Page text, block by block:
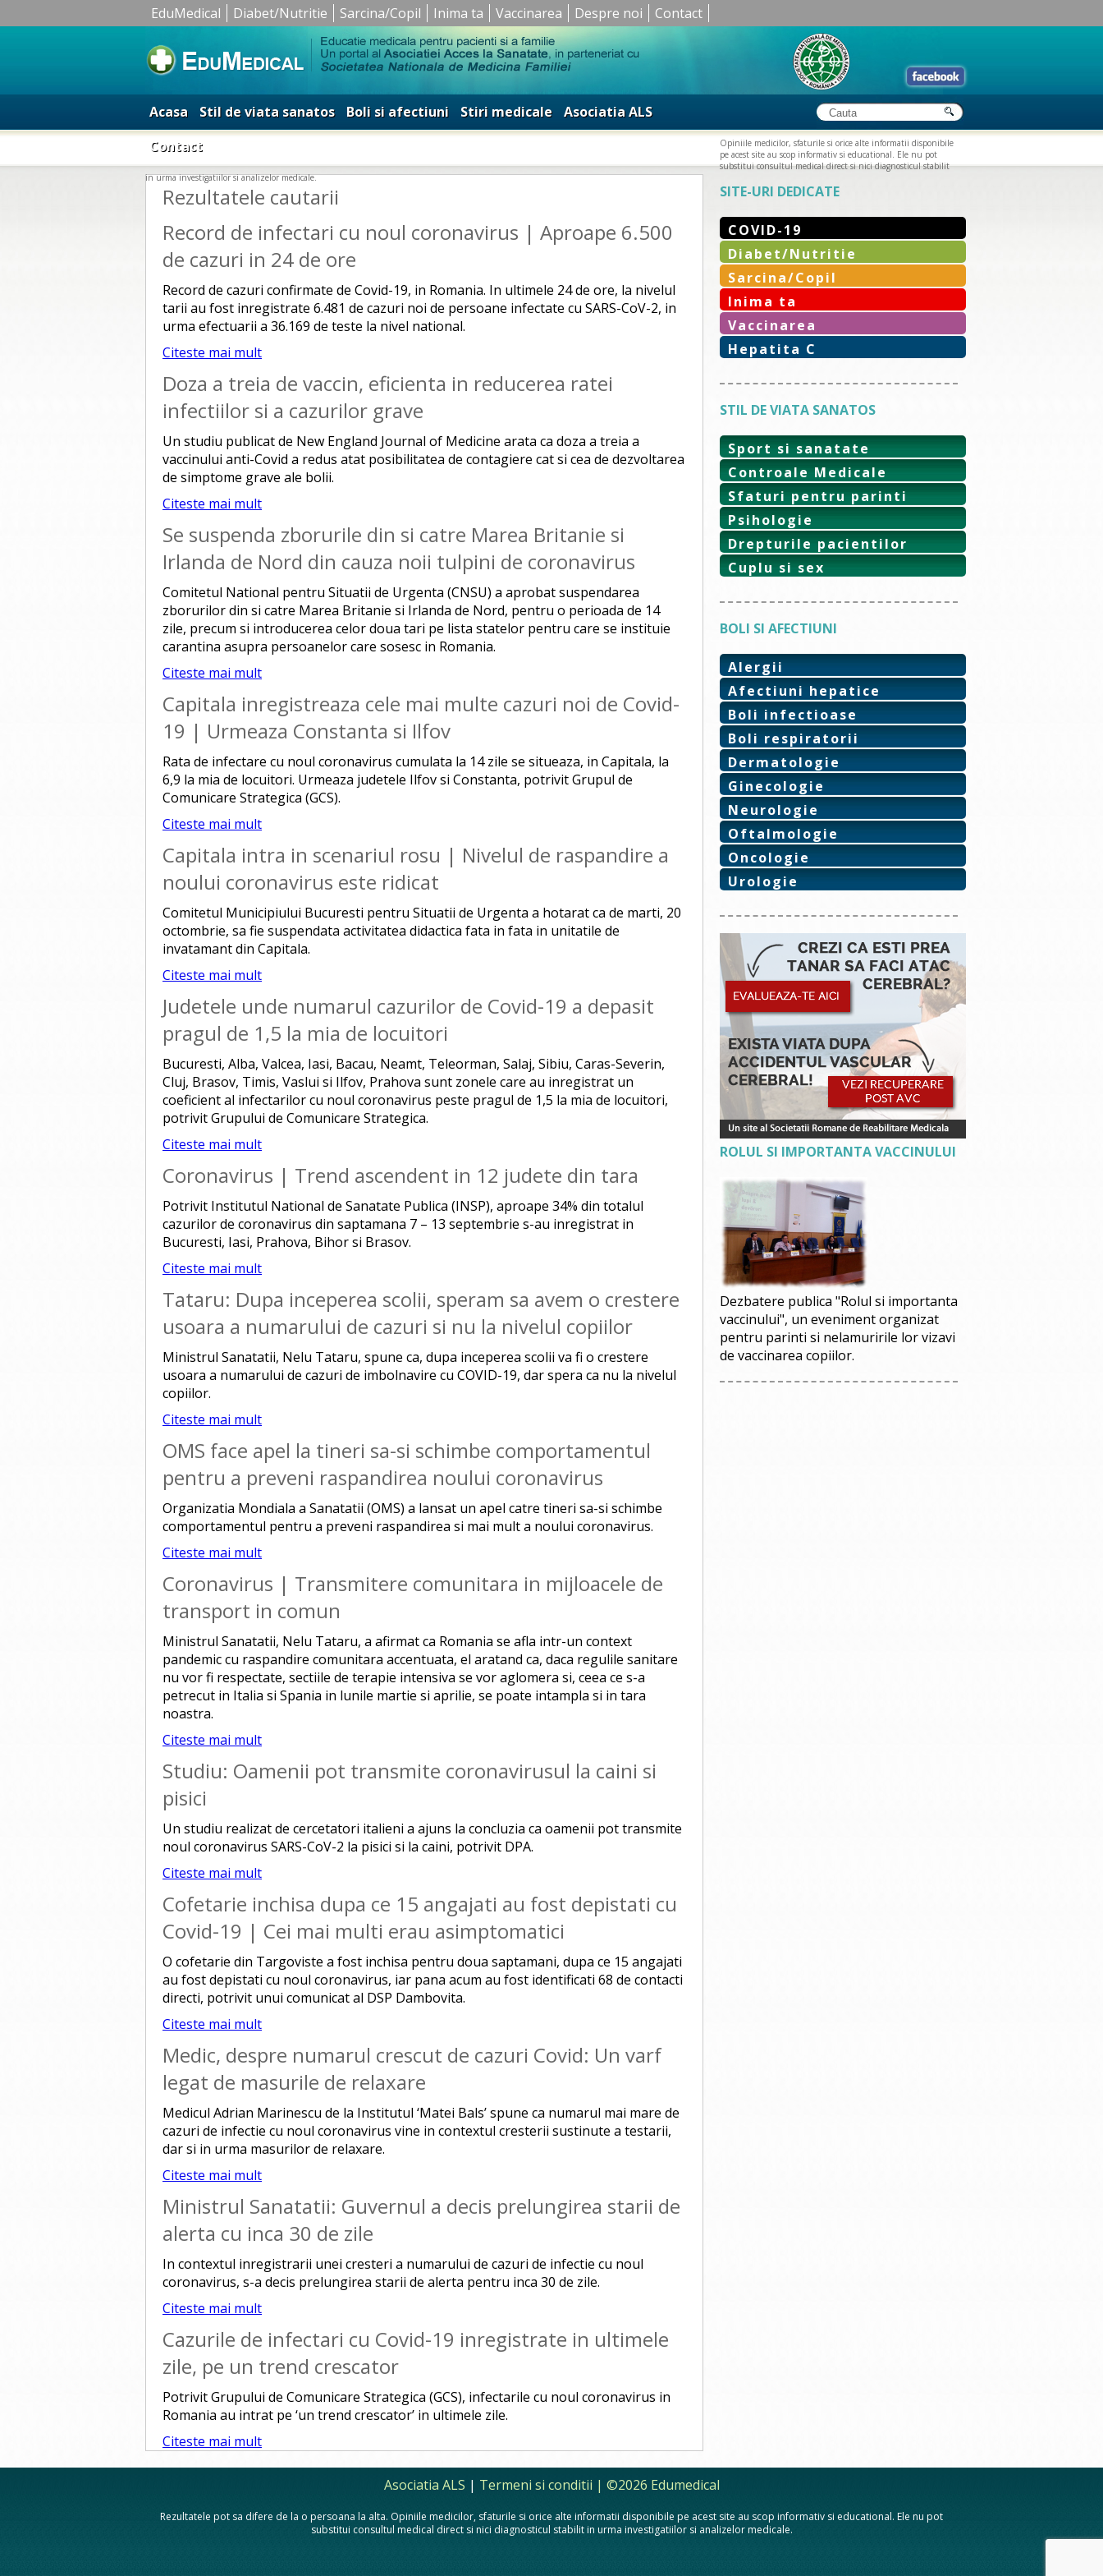
EduMedical Diabet/Nutritie Sarcina/Copil Inima ta Vaccinarea Despre noi Contact
Acasa Stil de viata sanatos Boli si afectiuni Stiri medicale
Asociatia ALS
Contact
Opiniile medicilor, sfaturile si orice alte informatii disponibile
pe acest site au scop informativ si educational. Ele nu pot
substitui consultul medical direct si nici diagnosticul stabilit
in urma investigatiilor si analizelor medicale.
Rezultatele cautarii
Record de infectari cu noul coronavirus | Aproape 6.500
de cazuri in 24 de ore
Record de cazuri confirmate de Covid-19, in Romania. In ultimele 24 de ore, la nivelul
tarii au fost inregistrate 6.481 de cazuri noi de persoane infectate cu SARS-CoV-2, in
urma efectuarii a 36.169 de teste la nivel national.
Citeste mai mult
Doza a treia de vaccin, eficienta in reducerea ratei
infectiilor si a cazurilor grave
Un studiu publicat de New England Journal of Medicine arata ca doza a treia a
vaccinului anti-Covid a redus atat posibilitatea de contagiere cat si cea de dezvoltarea
de simptome grave ale bolii.
Citeste mai mult
Se suspenda zborurile din si catre Marea Britanie si
Irlanda de Nord din cauza noii tulpini de coronavirus
Comitetul National pentru Situatii de Urgenta (CNSU) a aprobat suspendarea
zborurilor din si catre Marea Britanie si Irlanda de Nord, pentru o perioada de 14
zile, precum si introducerea celor doua tari pe lista statelor pentru care se instituie
carantina asupra persoanelor care sosesc in Romania.
Citeste mai mult
Capitala inregistreaza cele mai multe cazuri noi de Covid-
19 | Urmeaza Constanta si Ilfov
Rata de infectare cu noul coronavirus cumulata la 14 zile se situeaza, in Capitala, la
6,9 la mia de locuitori. Urmeaza judetele Ilfov si Constanta, potrivit Grupul de
Comunicare Strategica (GCS).
Citeste mai mult
Capitala intra in scenariul rosu | Nivelul de raspandire a
noului coronavirus este ridicat
Comitetul Municipiului Bucuresti pentru Situatii de Urgenta a hotarat ca de marti, 20
octombrie, sa fie suspendata activitatea didactica fata in fata in unitatile de
invatamant din Capitala.
Citeste mai mult
Judetele unde numarul cazurilor de Covid-19 a depasit
pragul de 1,5 la mia de locuitori
Bucuresti, Alba, Valcea, Iasi, Bacau, Neamt, Teleorman, Salaj, Sibiu, Caras-Severin,
Cluj, Brasov, Timis, Vaslui si Ilfov, Prahova sunt zonele care au inregistrat un
coeficient al infectarilor cu noul coronavirus peste pragul de 1,5 la mia de locuitori,
potrivit Grupului de Comunicare Strategica.
Citeste mai mult
Coronavirus | Trend ascendent in 12 judete din tara
Potrivit Institutul National de Sanatate Publica (INSP), aproape 34% din totalul
cazurilor de coronavirus din saptamana 7 – 13 septembrie s-au inregistrat in
Bucuresti, Iasi, Prahova, Bihor si Brasov.
Citeste mai mult
Tataru: Dupa inceperea scolii, speram sa avem o crestere
usoara a numarului de cazuri si nu la nivelul copiilor
Ministrul Sanatatii, Nelu Tataru, spune ca, dupa inceperea scolii va fi o crestere
usoara a numarului de cazuri de imbolnavire cu COVID-19, dar spera ca nu la nivelul
copiilor.
Citeste mai mult
OMS face apel la tineri sa-si schimbe comportamentul
pentru a preveni raspandirea noului coronavirus
Organizatia Mondiala a Sanatatii (OMS) a lansat un apel catre tineri sa-si schimbe
comportamentul pentru a preveni raspandirea si mai mult a noului coronavirus.
Citeste mai mult
Coronavirus | Transmitere comunitara in mijloacele de
transport in comun
Ministrul Sanatatii, Nelu Tataru, a afirmat ca Romania se afla intr-un context
pandemic cu raspandire comunitara accentuata, el aratand ca, daca regulile sanitare
nu vor fi respectate, sectiile de terapie intensiva se vor aglomera si, ceea ce s-a
petrecut in Italia si Spania in lunile martie si aprilie, se poate intampla si in tara
noastra.
Citeste mai mult
Studiu: Oamenii pot transmite coronavirusul la caini si
pisici
Un studiu realizat de cercetatori italieni a ajuns la concluzia ca oamenii pot transmite
noul coronavirus SARS-CoV-2 la pisici si la caini, potrivit DPA.
Citeste mai mult
Cofetarie inchisa dupa ce 15 angajati au fost depistati cu
Covid-19 | Cei mai multi erau asimptomatici
O cofetarie din Targoviste a fost inchisa pentru doua saptamani, dupa ce 15 angajati
au fost depistati cu noul coronavirus, iar pana acum au fost identificati 68 de contacti
directi, potrivit unui comunicat al DSP Dambovita.
Citeste mai mult
Medic, despre numarul crescut de cazuri Covid: Un varf
legat de masurile de relaxare
Medicul Adrian Marinescu de la Institutul ‘Matei Bals’ spune ca numarul mai mare de
cazuri de infectie cu noul coronavirus vine in contextul cresterii sustinute a testarii,
dar si in urma masurilor de relaxare.
Citeste mai mult
Ministrul Sanatatii: Guvernul a decis prelungirea starii de
alerta cu inca 30 de zile
In contextul inregistrarii unei cresteri a numarului de cazuri de infectie cu noul
coronavirus, s-a decis prelungirea starii de alerta pentru inca 30 de zile.
Citeste mai mult
Cazurile de infectari cu Covid-19 inregistrate in ultimele
zile, pe un trend crescator
Potrivit Grupului de Comunicare Strategica (GCS), infectarile cu noul coronavirus in
Romania au intrat pe ‘un trend crescator’ in ultimele zile.
Citeste mai mult
SITE-URI DEDICATE
COVID-19
Diabet/Nutritie
Sarcina/Copil
Inima ta
Vaccinarea
Hepatita C
STIL DE VIATA SANATOS
Sport si sanatate
Controale Medicale
Sfaturi pentru parinti
Psihologie
Drepturile pacientilor
Cuplu si sex
BOLI SI AFECTIUNI
Alergii
Afectiuni hepatice
Boli infectioase
Boli respiratorii
Dermatologie
Ginecologie
Neurologie
Oftalmologie
Oncologie
Urologie
ROLUL SI IMPORTANTA VACCINULUI
Dezbatere publica "Rolul si importanta
vaccinului", un eveniment organizat
pentru parinti si nelamuririle lor vizavi
de vaccinarea copiilor.
Asociatia ALS | Termeni si conditii | ©2026 Edumedical
Rezultatele pot sa difere de la o persoana la alta. Opiniile medicilor, sfaturile si orice alte informatii disponibile pe acest site au scop informativ si educational. Ele nu pot
substitui consultul medical direct si nici diagnosticul stabilit in urma investigatiilor si analizelor medicale.